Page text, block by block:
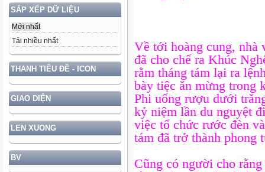
SẮP XẾP DỮ LIỆU
Mới nhất
Tải nhiều nhất
THANH TIÊU ĐỀ - ICON
GIAO DIỆN
LEN XUONG
BV
Về tới hoàng cung, nhà
đã cho chế ra Khúc
rằm tháng tám lại ra
bày tiệc ăn mừng trong
Phi uống rượu dưới
kỷ niệm lần du nguyệt
việc tổ chức rước đèn
tám đã trở thành phong
Cũng có người cho